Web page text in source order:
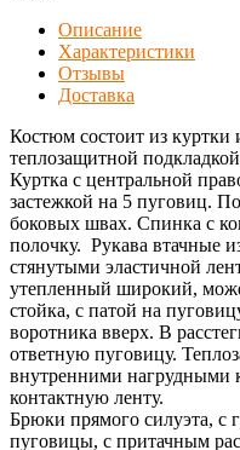
Описание
Характеристики
Отзывы
Доставка
Костюм состоит из куртки
теплозащитной
Куртка с центральной
застежкой на 5 пуговиц.
боковых швах. Спинка с
полочку. Рукава втачные
стянутыми эластичной
утепленный широкий,
стойка, с патой на
воротника вверх. В
ответную пуговицу.
внутренними нагрудными
контактную ленту.
Брюки прямого силуэта, с
пуговицы, с притачным